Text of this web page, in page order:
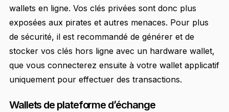
wallets en ligne. Vos clés privées sont donc plus
exposées aux pirates et autres menaces. Pour plus
de sécurité, il est recommandé de générer et de
stocker vos clés hors ligne avec un hardware wallet,
que vous connecterez ensuite à votre wallet applicatif
uniquement pour effectuer des transactions.
Wallets de plateforme d’échange